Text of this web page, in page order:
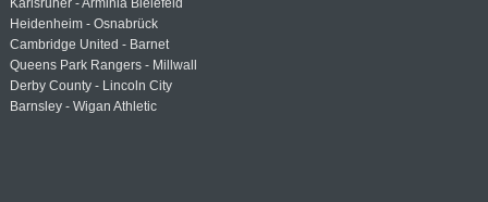
Karlsruher - Arminia Bielefeld
Heidenheim - Osnabrück
Cambridge United - Barnet
Queens Park Rangers - Millwall
Derby County - Lincoln City
Barnsley - Wigan Athletic